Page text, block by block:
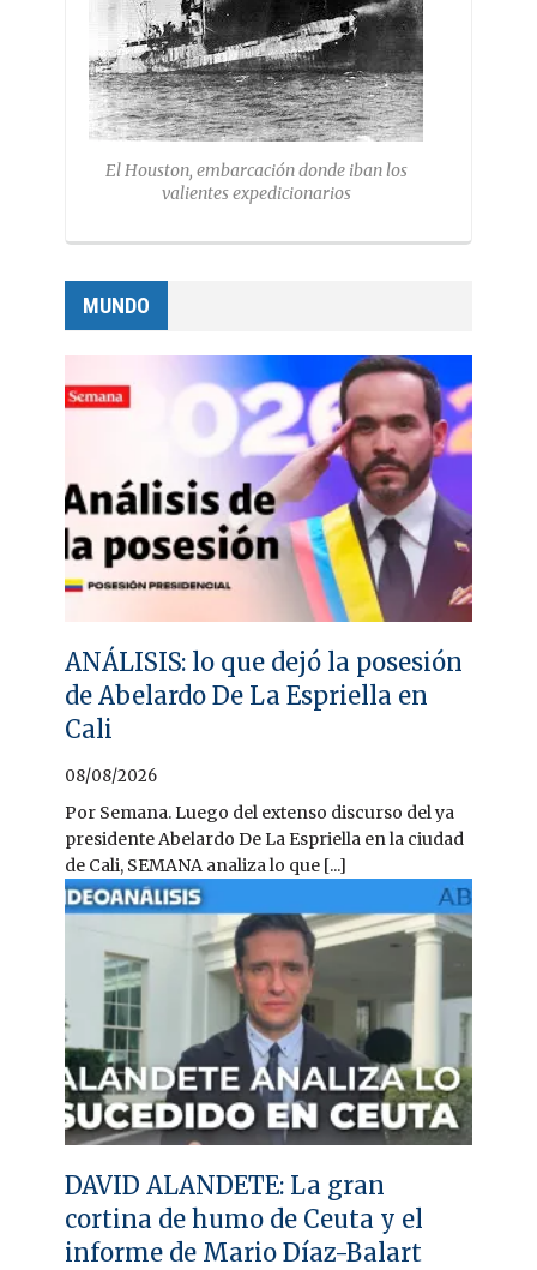
El Houston, embarcación donde iban los
valientes expedicionarios
MUNDO
ANÁLISIS: lo que dejó la posesión
de Abelardo De La Espriella en
Cali
08/08/2026
Por Semana. Luego del extenso discurso del ya
presidente Abelardo De La Espriella en la ciudad
de Cali, SEMANA analiza lo que [...]
DAVID ALANDETE: La gran
cortina de humo de Ceuta y el
informe de Mario Díaz-Balart